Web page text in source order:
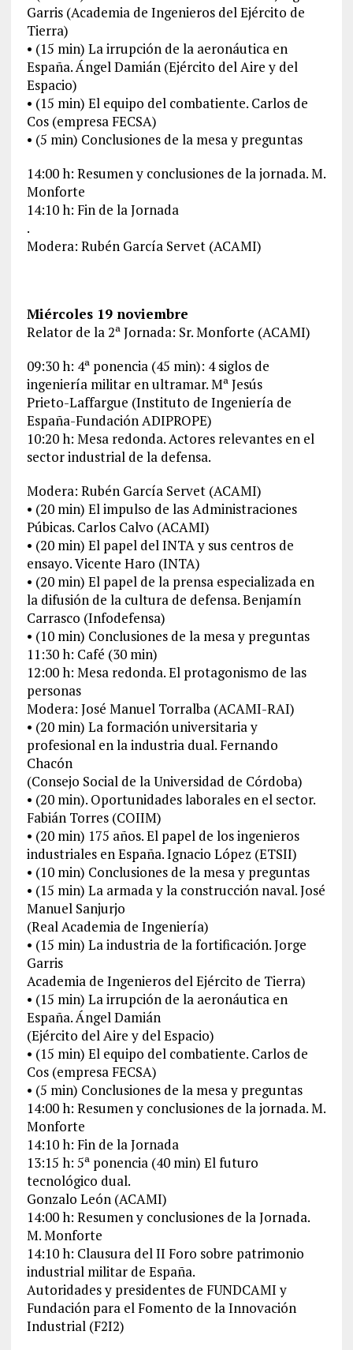
Garris (Academia de Ingenieros del Ejército de
Tierra)
• (15 min) La irrupción de la aeronáutica en
España. Ángel Damián (Ejército del Aire y del
Espacio)
• (15 min) El equipo del combatiente. Carlos de
Cos (empresa FECSA)
• (5 min) Conclusiones de la mesa y preguntas
14:00 h: Resumen y conclusiones de la jornada. M.
Monforte
14:10 h: Fin de la Jornada
.
Modera: Rubén García Servet (ACAMI)
Miércoles 19 noviembre
Relator de la 2ª Jornada: Sr. Monforte (ACAMI)
09:30 h: 4ª ponencia (45 min): 4 siglos de
ingeniería militar en ultramar. Mª Jesús
Prieto-Laffargue (Instituto de Ingeniería de
España-Fundación ADIPROPE)
10:20 h: Mesa redonda. Actores relevantes en el
sector industrial de la defensa.
Modera: Rubén García Servet (ACAMI)
• (20 min) El impulso de las Administraciones
Púbicas. Carlos Calvo (ACAMI)
• (20 min) El papel del INTA y sus centros de
ensayo. Vicente Haro (INTA)
• (20 min) El papel de la prensa especializada en
la difusión de la cultura de defensa. Benjamín
Carrasco (Infodefensa)
• (10 min) Conclusiones de la mesa y preguntas
11:30 h: Café (30 min)
12:00 h: Mesa redonda. El protagonismo de las
personas
Modera: José Manuel Torralba (ACAMI-RAI)
• (20 min) La formación universitaria y
profesional en la industria dual. Fernando
Chacón
(Consejo Social de la Universidad de Córdoba)
• (20 min). Oportunidades laborales en el sector.
Fabián Torres (COIIM)
• (20 min) 175 años. El papel de los ingenieros
industriales en España. Ignacio López (ETSII)
• (10 min) Conclusiones de la mesa y preguntas
• (15 min) La armada y la construcción naval. José
Manuel Sanjurjo
(Real Academia de Ingeniería)
• (15 min) La industria de la fortificación. Jorge
Garris
Academia de Ingenieros del Ejército de Tierra)
• (15 min) La irrupción de la aeronáutica en
España. Ángel Damián
(Ejército del Aire y del Espacio)
• (15 min) El equipo del combatiente. Carlos de
Cos (empresa FECSA)
• (5 min) Conclusiones de la mesa y preguntas
14:00 h: Resumen y conclusiones de la jornada. M.
Monforte
14:10 h: Fin de la Jornada
13:15 h: 5ª ponencia (40 min) El futuro
tecnológico dual.
Gonzalo León (ACAMI)
14:00 h: Resumen y conclusiones de la Jornada.
M. Monforte
14:10 h: Clausura del II Foro sobre patrimonio
industrial militar de España.
Autoridades y presidentes de FUNDCAMI y
Fundación para el Fomento de la Innovación
Industrial (F2I2)